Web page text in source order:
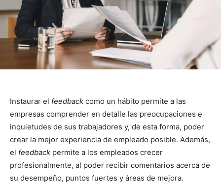
Instaurar el feedback como un hábito permite a las
empresas comprender en detalle las preocupaciones e
inquietudes de sus trabajadores y, de esta forma, poder
crear la mejor experiencia de empleado posible. Además,
el feedback permite a los empleados crecer
profesionalmente, al poder recibir comentarios acerca de
su desempeño, puntos fuertes y áreas de mejora.